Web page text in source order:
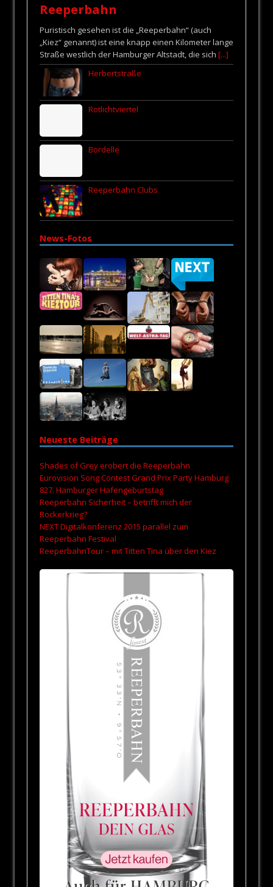
Reeperbahn
Puristisch gesehen ist die „Reeperbahn“ (auch
„Kiez“ genannt) ist eine knapp einen Kilometer lange
Straße westlich der Hamburger Altstadt, die sich [...]
Herbertstraße
Rotlichtviertel
Bordelle
Reeperbahn Clubs
News-Fotos
Neueste Beiträge
Shades of Grey erobert die Reeperbahn
Eurovision Song Contest Grand Prix Party Hamburg
827. Hamburger Hafengeburtstag
Reeperbahn Sicherheit – betrifft mich der
Rockerkrieg?
NEXT Digitalkonferenz 2015 parallel zum
Reeperbahn Festival
ReeperbahnTour – mit Titten Tina über den Kiez